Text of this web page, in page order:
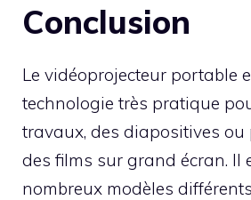
Conclusion
Le vidéoprojecteur portable
technologie très pratique
travaux, des diapositives
des films sur grand écran. Il
nombreux modèles